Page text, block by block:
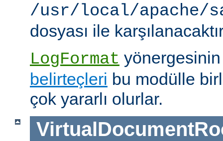
/usr/local/apache/
dosyası ile
LogFormat
belirteçleri bu modülle
çok yararlı olurlar.